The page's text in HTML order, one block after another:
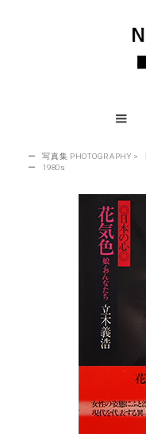
ー 写真集 PHOTOGRAPHY >
ー
1980s